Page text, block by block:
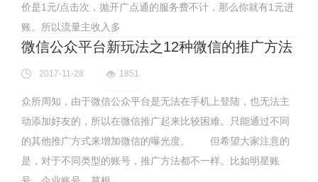
价是1元/点击次，抛开广点通的服务费不计，那么你就有1元进
账。所以流量主收入多
微信公众平台新玩法之12种微信的推广方法
2017-11-28 1851
众所周知，由于微信公众平台是无法在手机上登陆，也无法主
动添加好友的，所以在微信推广起来比较困难。只能通过不同
的其他推广方式来增加微信的曝光度。 但希望大家注意的
是，对于不同类型的账号，推广方法都不一样。比如明星账